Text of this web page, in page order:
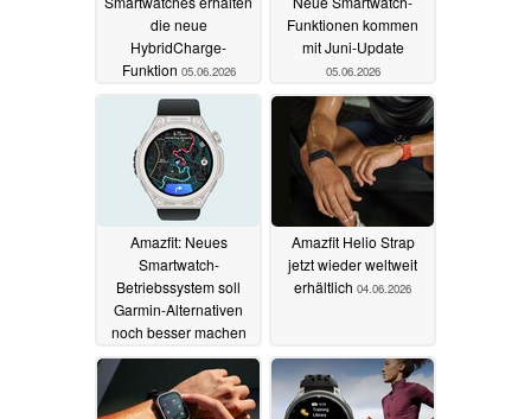
die neue
HybridCharge-
Funktion 05.06.2026
Funktionen kommen
mit Juni-Update
05.06.2026
Amazfit: Neues
Smartwatch-
Betriebssystem soll
Garmin-Alternativen
noch besser machen
04.06.2026
Amazfit Helio Strap
jetzt wieder weltweit
erhältlich 04.06.2026